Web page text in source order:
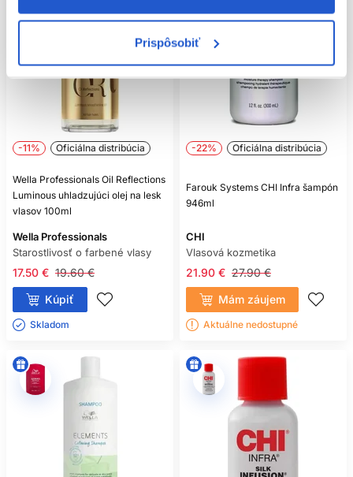
Prispôsobiť
-11% Oficiálna distribúcia
Wella Professionals Oil Reflections
Luminous uhladzujúci olej na lesk
vlasov 100ml
Wella Professionals
Starostlivosť o farbené vlasy
19.60 €
17.50 €
Kúpiť
Skladom ㅤ
-22% Oficiálna distribúcia
Farouk Systems CHI Infra šampón
946ml
CHI
Vlasová kozmetika
27.90 €
21.90 €
Mám záujem
Aktuálne nedostupné